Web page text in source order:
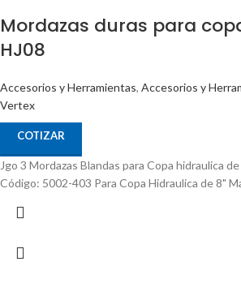
Mordazas duras para
HJ08
Accesorios y Herramientas, Accesorios y
Vertex
COTIZAR
Jgo 3 Mordazas Blandas para Copa hidraulica
Código: 5002-403 Para Copa Hidraulica de 8"